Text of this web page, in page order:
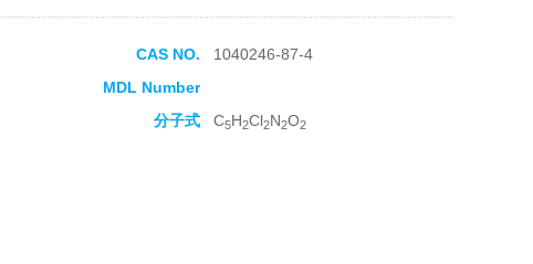
CAS NO.
1040246-87-4
MDL Number
分子式 C5H2Cl2N2O2